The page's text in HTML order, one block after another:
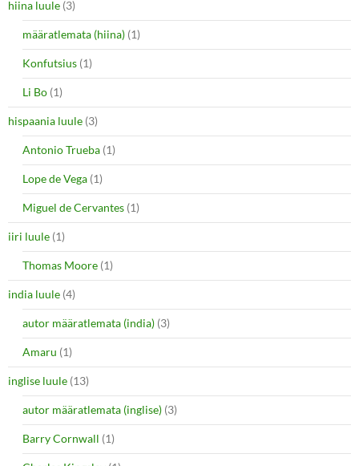
hiina luule (3)
määratlemata (hiina) (1)
Konfutsius (1)
Li Bo (1)
hispaania luule (3)
Antonio Trueba (1)
Lope de Vega (1)
Miguel de Cervantes (1)
iiri luule (1)
Thomas Moore (1)
india luule (4)
autor määratlemata (india) (3)
Amaru (1)
inglise luule (13)
autor määratlemata (inglise) (3)
Barry Cornwall (1)